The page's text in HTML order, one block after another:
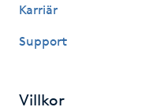
Karriär
Support
Villkor